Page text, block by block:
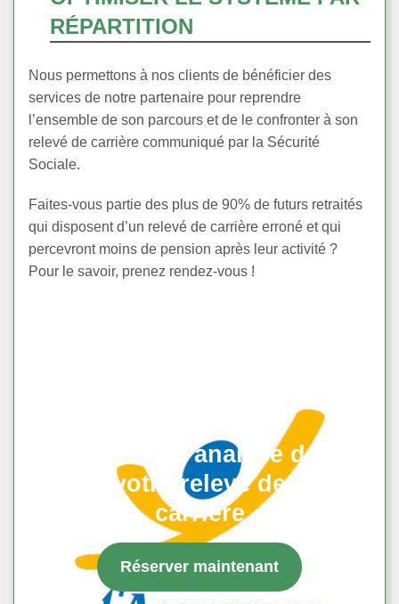
RÉPARTITION
Nous permettons à nos clients de bénéficier des
services de notre partenaire pour reprendre
l’ensemble de son parcours et de le confronter à son
relevé de carrière communiqué par la Sécurité
Sociale.
Faites-vous partie des plus de 90% de futurs retraités
qui disposent d’un relevé de carrière erroné et qui
percevront moins de pension après leur activité ?
Pour le savoir, prenez rendez-vous !
Retraite : analyse de
votre relevé de
carrière
Réserver maintenant